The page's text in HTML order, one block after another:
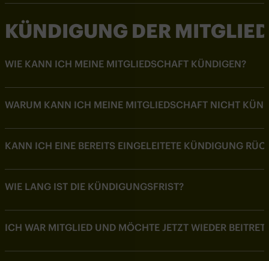
KÜNDIGUNG DER
WIE KANN ICH MEINE MITGLIEDSCHAFT KÜNDIGEN?
WARUM KANN ICH MEINE MITGLIEDSCHAFT NICHT
KANN ICH EINE BEREITS EINGELEITETE KÜNDIGUNG
WIE LANG IST DIE KÜNDIGUNGSFRIST?
ICH WAR MITGLIED UND MÖCHTE JETZT WIEDER